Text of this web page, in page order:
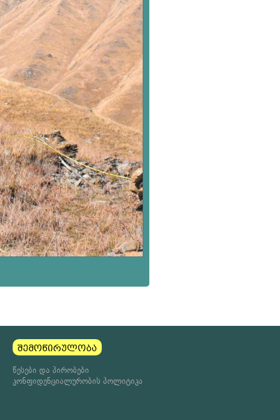
შემოწირულობა
წესები და პირობები
კონფიდენციალურობის პოლიტიკა